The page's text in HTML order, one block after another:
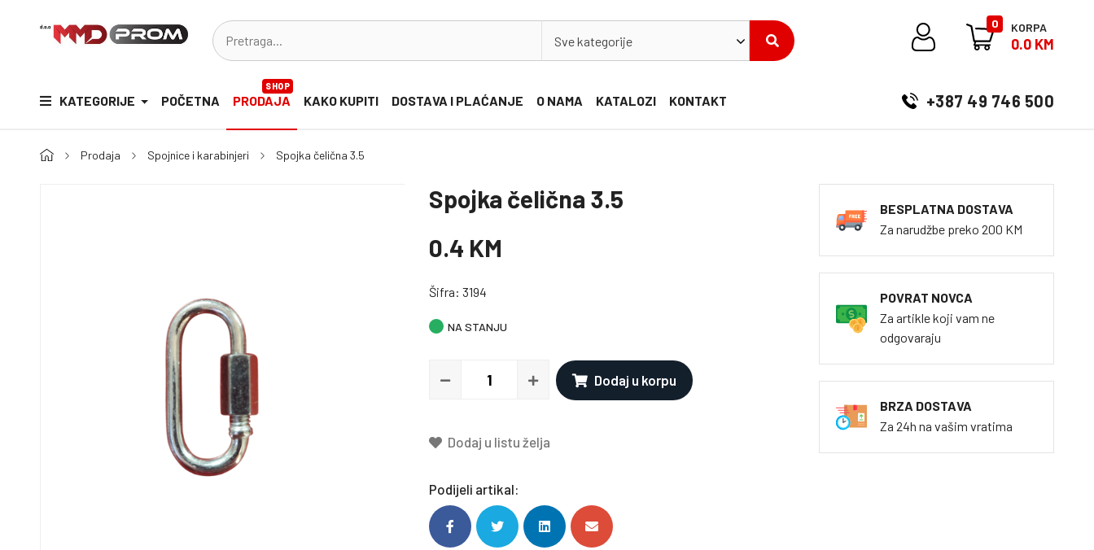
Sve kategorije
0 KORPA
0.0 KM
KATEGORIJE POČETNA PRODAJA
SHOP
KAKO KUPITI DOSTAVA I PLAĆANJE O NAMA KATALOZI KONTAKT +387 49 746 500
Prodaja Spojnice i karabinjeri Spojka čelična 3.5
Spojka čelična 3.5
0.4 KM
Šifra: 3194
NA STANJU
Dodaj u korpu
Dodaj u listu želja
Podijeli artikal:
BESPLATNA DOSTAVA
Za narudžbe preko 200 KM
POVRAT NOVCA
Za artikle koji vam ne
odgovaraju
BRZA DOSTAVA
Za 24h na vašim vratima